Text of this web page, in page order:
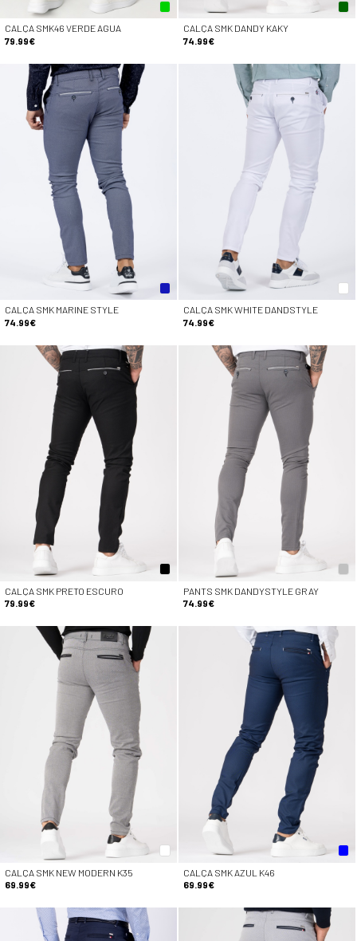
CALÇA SMK46 VERDE AGUA
79.99€
CALÇA SMK DANDY KAKY
74.99€
CALÇA SMK MARINE STYLE
74.99€
CALÇA SMK WHITE DANDSTYLE
74.99€
CALÇA SMK PRETO ESCURO
79.99€
PANTS SMK DANDYSTYLE GRAY
74.99€
CALÇA SMK NEW MODERN K35
69.99€
CALÇA SMK AZUL K46
69.99€